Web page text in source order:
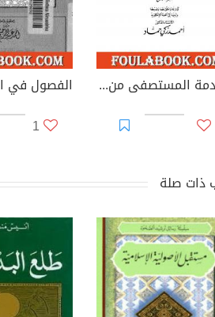
مقدمة المستصفى من علم الأصول
1
ذات صلة